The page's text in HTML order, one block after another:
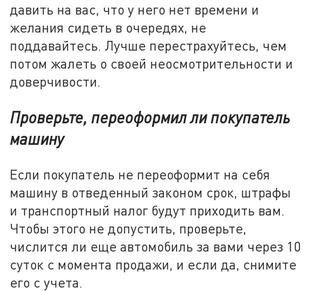
давить на вас, что у него нет времени и
желания сидеть в очередях, не
поддавайтесь. Лучше перестрахуйтесь, чем
потом жалеть о своей неосмотрительности и
доверчивости.
Проверьте, переоформил ли покупатель
машину
Если покупатель не переоформит на себя
машину в отведенный законом срок, штрафы
и транспортный налог будут приходить вам.
Чтобы этого не допустить, проверьте,
числится ли еще автомобиль за вами через 10
суток с момента продажи, и если да, снимите
его с учета.